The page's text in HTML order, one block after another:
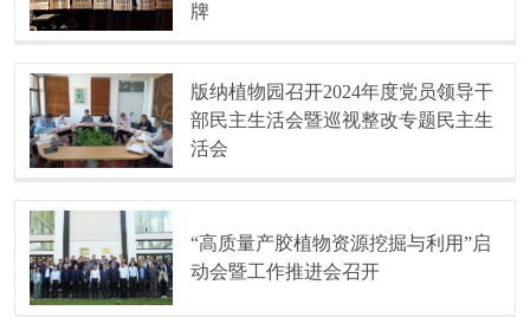
牌
版纳植物园召开2024年度党员领导干
部民主生活会暨巡视整改专题民主生
活会
“高质量产胶植物资源挖掘与利用”启
动会暨工作推进会召开